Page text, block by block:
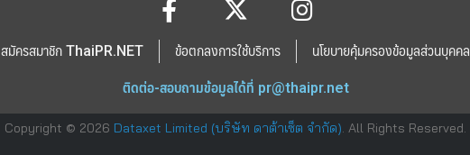
สมัครสมาชิก ThaiPR.NET ข้อตกลงการใช้บริการ นโยบายคุ้มครองข้อมูลส่วนบุคคล
ติดต่อ-สอบถามข้อมูลได้ที่ pr@thaipr.net
Copyright © 2026 Dataxet Limited (บริษัท ดาต้าเซ็ต จำกัด). All Rights Reserved.